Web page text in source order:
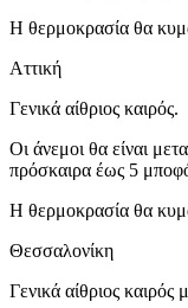
Η θερμοκρασία θα
Αττική
Γενικά αίθριος καιρός.
Οι άνεμοι θα είναι
πρόσκαιρα έως 5
Η θερμοκρασία θα
Θεσσαλονίκη
Γενικά αίθριος